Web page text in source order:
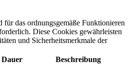
das ordnungsgemäße Funktionieren
Diese Cookies gewährleisten
und Sicherheitsmerkmale der
Dauer Beschreibung